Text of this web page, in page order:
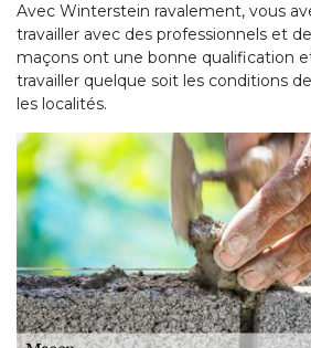
Avec Winterstein ravalement, vous
travailler avec des professionnels et
maçons ont une bonne qualification
travailler quelque soit les conditions
les localités.